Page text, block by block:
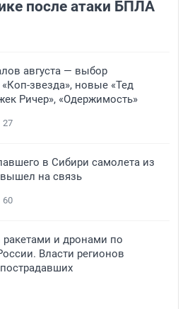
после атаки БПЛА
августа — выбор
звезда», новые «Тед
Ричер», «Одержимость»
27
в Сибири самолета из
на связь
60
ракетами и дронами по
Власти регионов